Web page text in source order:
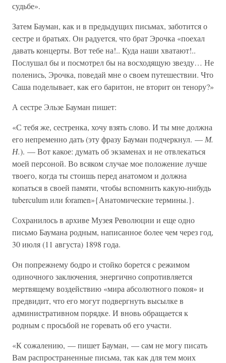
судьбе».
Затем Бауман, как и в предыдущих письмах, заботится о
сестре и братьях. Он радуется, что брат Эрочка «поехал
давать концерты. Вот тебе на!.. Куда наши хватают!..
Послушал бы и посмотрел бы на восходящую звезду… Не
поленись, Эрочка, поведай мне о своем путешествии. Что
Саша поделывает, как его баритон, не вторит он тенору?»
А сестре Эльзе Бауман пишет:
«С тебя же, сестренка, хочу взять слово. И ты мне должна
его непременно дать (эту фразу Бауман подчеркнул. — М.
Н.). — Вот какое: думать об экзаменах и не отвлекаться
моей персоной. Во всяком случае мое положение лучше
твоего, когда ты стоишь перед анатомом и должна
копаться в своей памяти, чтобы вспомнить какую-нибудь
tuberculum или foramen»{Анатомические термины.}.
Сохранилось в архиве Музея Революции и еще одно
письмо Баумана родным, написанное более чем через год,
30 июля (11 августа) 1898 года.
Он попрежнему бодро и стойко борется с режимом
одиночного заключения, энергично сопротивляется
мертвящему воздействию «мира абсолютного покоя» и
предвидит, что его могут подвергнуть высылке в
административном порядке. И вновь обращается к
родным с просьбой не горевать об его участи.
«К сожалению, — пишет Бауман, — сам не могу писать
Вам распространенные письма, так как для тем моих